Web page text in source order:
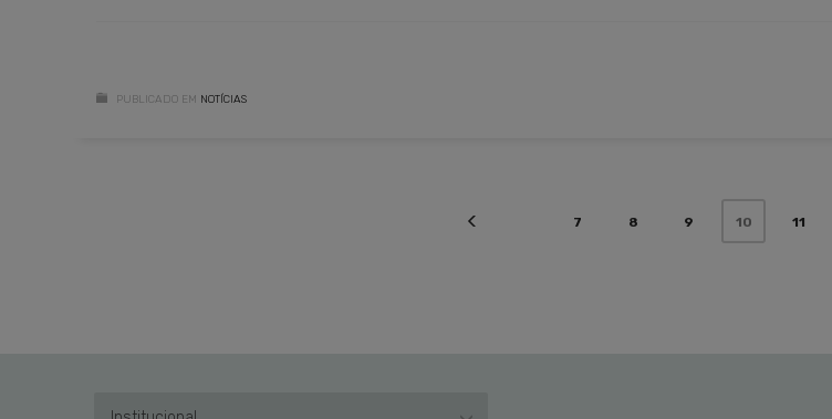
PUBLICADO EM NOTÍCIAS
7 8 9 10 11